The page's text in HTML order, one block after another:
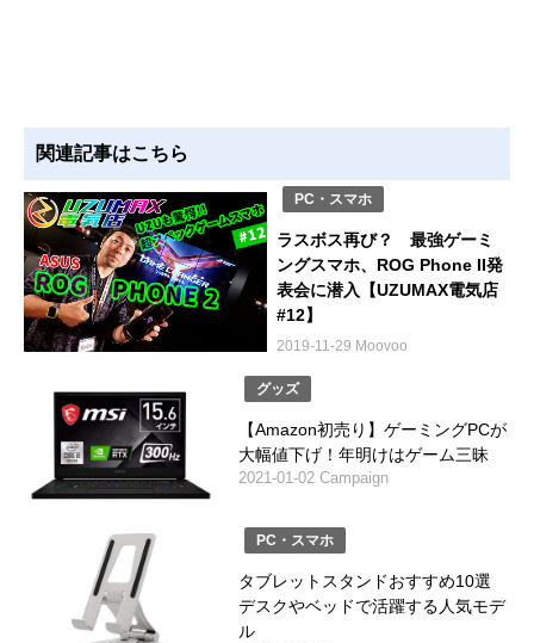
関連記事はこちら
PC・スマホ
ラスボス再び？ 最強ゲーミ
ングスマホ、ROG Phone II発
表会に潜入【UZUMAX電気店
#12】
2019-11-29 Moovoo
グッズ
【Amazon初売り】ゲーミングPCが
大幅値下げ！年明けはゲーム三昧
2021-01-02 Campaign
PC・スマホ
タブレットスタンドおすすめ10選
デスクやベッドで活躍する人気モデ
ル